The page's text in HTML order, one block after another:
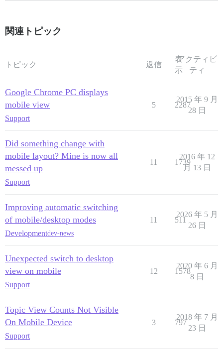
関連トピック
トピック 返信
表
示
アクティビ
ティ
Google Chrome PC displays
mobile view
Support
5 2287
2015 年 9 月
28 日
Did something change with
mobile layout? Mine is now all
messed up
Support
11 1739
2016 年 12
月 13 日
Improving automatic switching
of mobile/desktop modes
Developmentdev-news
11 511
2026 年 5 月
26 日
Unexpected switch to desktop
view on mobile
Support
12 1578
2020 年 6 月
8 日
Topic View Counts Not Visible
On Mobile Device
Support
3 797
2018 年 7 月
23 日